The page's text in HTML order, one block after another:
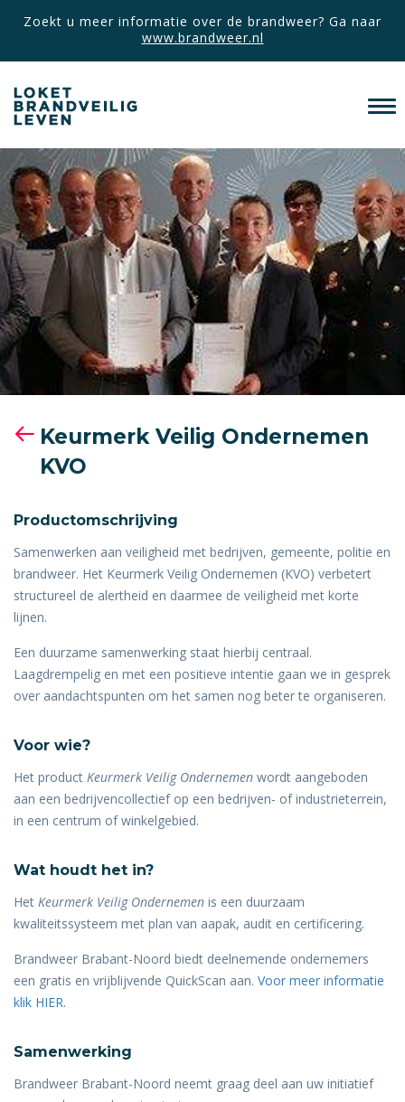
Zoekt u meer informatie over de brandweer? Ga naar
www.brandweer.nl
Keurmerk Veilig Ondernemen
KVO
Productomschrijving
Samenwerken aan veiligheid met bedrijven, gemeente, politie en
brandweer. Het Keurmerk Veilig Ondernemen (KVO) verbetert
structureel de alertheid en daarmee de veiligheid met korte
lijnen.
Een duurzame samenwerking staat hierbij centraal.
Laagdrempelig en met een positieve intentie gaan we in gesprek
over aandachtspunten om het samen nog beter te organiseren.
Voor wie?
Het product Keurmerk Veilig Ondernemen wordt aangeboden
aan een bedrijvencollectief op een bedrijven- of industrieterrein,
in een centrum of winkelgebied.
Wat houdt het in?
Het Keurmerk Veilig Ondernemen is een duurzaam
kwaliteitssysteem met plan van aapak, audit en certificering.
Brandweer Brabant-Noord biedt deelnemende ondernemers
een gratis en vrijblijvende QuickScan aan. Voor meer informatie
klik HIER.
Samenwerking
Brandweer Brabant-Noord neemt graag deel aan uw initiatief